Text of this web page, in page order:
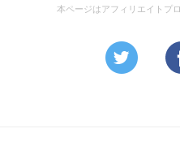
本ページはアフィリエイトプ